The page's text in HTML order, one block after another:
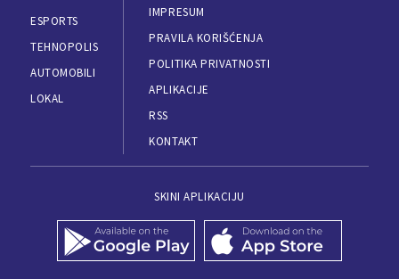
ESPORTS
TEHNOPOLIS
AUTOMOBILI
LOKAL
IMPRESUM
PRAVILA KORIŠĆENJA
POLITIKA PRIVATNOSTI
APLIKACIJE
RSS
KONTAKT
SKINI APLIKACIJU